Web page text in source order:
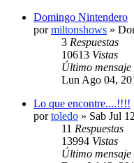
Domingo Nintendero
pormiltonshows »
3 Respuestas
10613 Vistas
Último mensaje
Lun Ago 04,
Lo que encontre....!!!!
portoledo » Sab Jul
11 Respuestas
13994 Vistas
Último mensaje